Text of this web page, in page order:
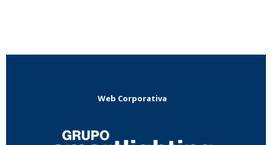
Web Corporativa